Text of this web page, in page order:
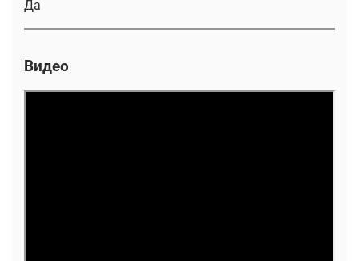
Да
Видео